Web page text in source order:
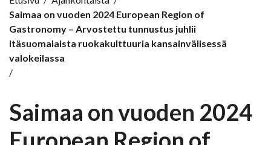
Saimaa on vuoden 2024 European Region of
Gastronomy – Arvostettu tunnustus juhlii
itäsuomalaista ruokakulttuuria kansainvälisessä
valokeilassa
/
Saimaa on vuoden 2024